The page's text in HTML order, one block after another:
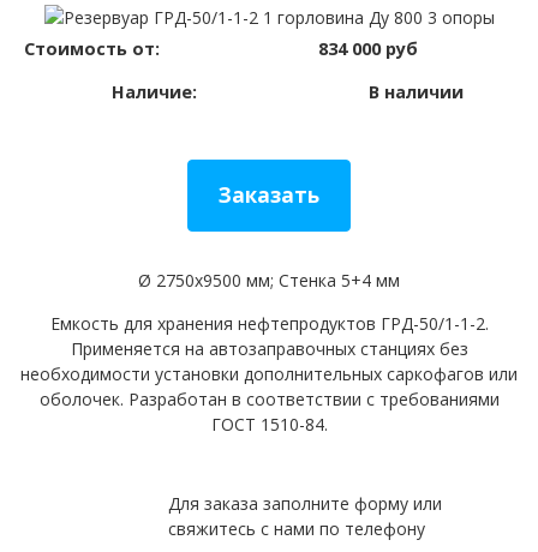
Стоимость от:
834 000 руб
Наличие:
В наличии
Заказать
Ø 2750х9500 мм; Стенка 5+4 мм
Емкость для хранения нефтепродуктов ГРД-50/1-1-2.
Применяется на автозаправочных станциях без
необходимости установки дополнительных саркофагов или
оболочек. Разработан в соответствии с требованиями
ГОСТ 1510-84.
Для заказа заполните форму или
свяжитесь с нами по телефону